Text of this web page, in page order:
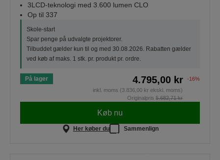
3LCD-teknologi med 3.600 lumen CLO
Op til 337
Skole-start
Spar penge på udvalgte projektorer.
Tilbuddet gælder kun til og med 30.08.2026. Rabatten gælder
ved køb af maks. 1 stk. pr. produkt pr. ordre.
På lager 4.795,00 kr
-16%
inkl. moms (3.836,00 kr ekskl. moms)
Originalpris 5.682,71 kr
Køb nu
Her køber du Sammenlign
Skole-start